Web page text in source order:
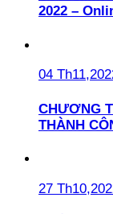
2022 –
04
CHƯƠNG
THÀNH
27